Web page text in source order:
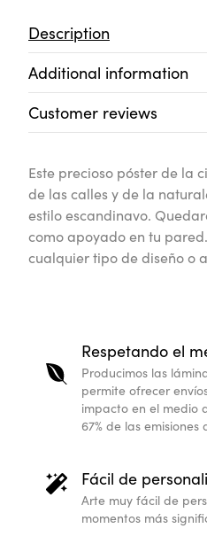
Description
Additional information
Customer reviews
Este precioso póster de la
de las calles y de la
estilo escandinavo.
como apoyado en tu
cualquier tipo de diseño o
Respetando el
Producimos las
permite ofrecer
impacto en el medio
67% de las emisiones
Fácil de
Arte muy fácil de
momentos más